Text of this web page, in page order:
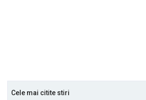
Cele mai citite stiri